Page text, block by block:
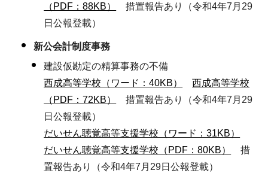
（PDF：88KB）
措置報告あり（令和4年7月29
日公報登載）
新公会計制度事務
建設仮勘定の精算事務の不備
西成高等学校（ワード：40KB）
西成高等学校
（PDF：72KB）
措置報告あり（令和4年7月29
日公報登載）
だいせん聴覚高等支援学校（ワード：31KB）
だいせん聴覚高等支援学校（PDF：80KB）
措
置報告あり（令和4年7月29日公報登載）